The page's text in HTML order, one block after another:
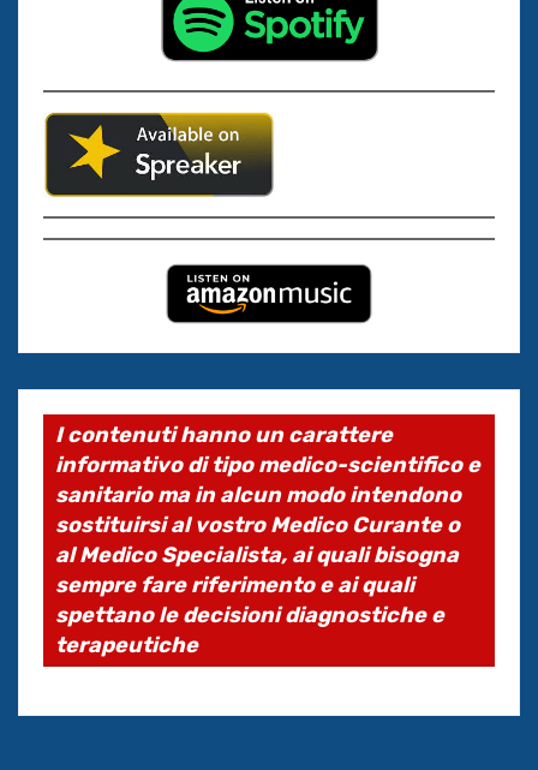
I contenuti hanno un carattere
informativo di tipo medico-scientifico e
sanitario ma in alcun modo intendono
sostituirsi al vostro Medico Curante o
al Medico Specialista, ai quali bisogna
sempre fare riferimento e ai quali
spettano le decisioni diagnostiche e
terapeutiche